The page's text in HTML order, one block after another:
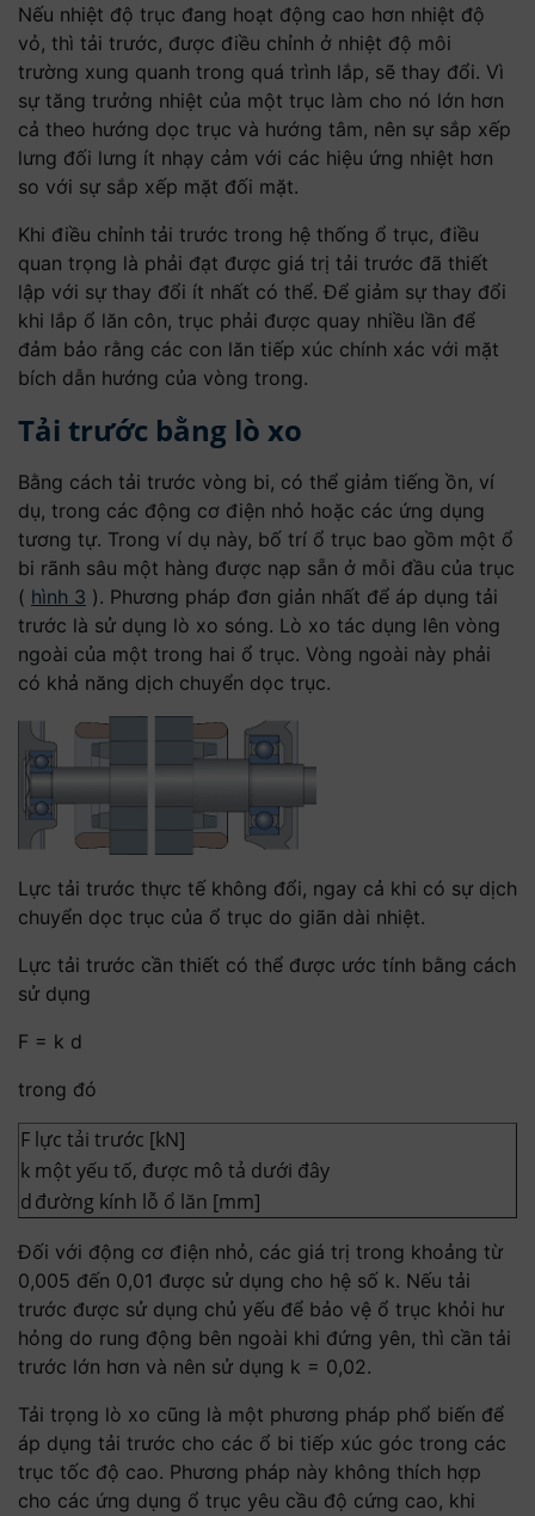
Nếu nhiệt độ trục đang hoạt động cao hơn nhiệt độ
vỏ, thì tải trước, được điều chỉnh ở nhiệt độ môi
trường xung quanh trong quá trình lắp, sẽ thay đổi. Vì
sự tăng trưởng nhiệt của một trục làm cho nó lớn hơn
cả theo hướng dọc trục và hướng tâm, nên sự sắp xếp
lưng đối lưng ít nhạy cảm với các hiệu ứng nhiệt hơn
so với sự sắp xếp mặt đối mặt.
Khi điều chỉnh tải trước trong hệ thống ổ trục, điều
quan trọng là phải đạt được giá trị tải trước đã thiết
lập với sự thay đổi ít nhất có thể. Để giảm sự thay đổi
khi lắp ổ lăn côn, trục phải được quay nhiều lần để
đảm bảo rằng các con lăn tiếp xúc chính xác với mặt
bích dẫn hướng của vòng trong.
Tải trước bằng lò xo
Bằng cách tải trước vòng bi, có thể giảm tiếng ồn, ví
dụ, trong các động cơ điện nhỏ hoặc các ứng dụng
tương tự. Trong ví dụ này, bố trí ổ trục bao gồm một ổ
bi rãnh sâu một hàng được nạp sẵn ở mỗi đầu của trục
( hình 3 ). Phương pháp đơn giản nhất để áp dụng tải
trước là sử dụng lò xo sóng. Lò xo tác dụng lên vòng
ngoài của một trong hai ổ trục. Vòng ngoài này phải
có khả năng dịch chuyển dọc trục.
Lực tải trước thực tế không đổi, ngay cả khi có sự dịch
chuyển dọc trục của ổ trục do giãn dài nhiệt.
Lực tải trước cần thiết có thể được ước tính bằng cách
sử dụng
F = k d
trong đó
F lực tải trước [kN]
k một yếu tố, được mô tả dưới đây
dđường kính lỗ ổ lăn [mm]
Đối với động cơ điện nhỏ, các giá trị trong khoảng từ
0,005 đến 0,01 được sử dụng cho hệ số k. Nếu tải
trước được sử dụng chủ yếu để bảo vệ ổ trục khỏi hư
hỏng do rung động bên ngoài khi đứng yên, thì cần tải
trước lớn hơn và nên sử dụng k = 0,02.
Tải trọng lò xo cũng là một phương pháp phổ biến để
áp dụng tải trước cho các ổ bi tiếp xúc góc trong các
trục tốc độ cao. Phương pháp này không thích hợp
cho các ứng dụng ổ trục yêu cầu độ cứng cao, khi